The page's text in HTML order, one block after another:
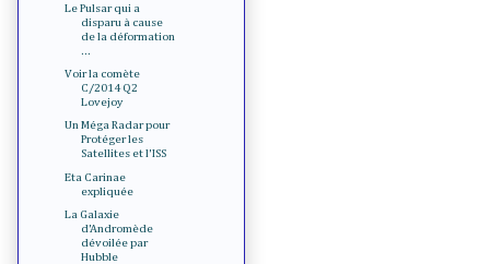
Le Pulsar qui a
disparu à cause
de la déformation
...
Voir la comète
C/2014 Q2
Lovejoy
Un Méga Radar pour
Protéger les
Satellites et l'ISS
Eta Carinae
expliquée
La Galaxie
d'Andromède
dévoilée par
Hubble